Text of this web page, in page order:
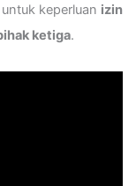
keperluan izin
ketiga.